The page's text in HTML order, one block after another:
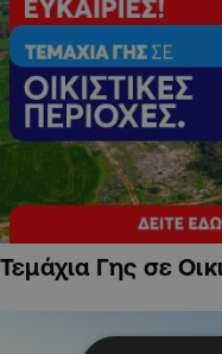
Τεμάχια Γης σε